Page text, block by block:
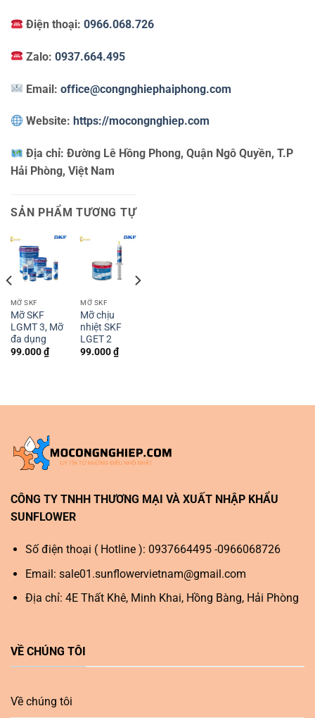
Điện thoại:0966.068.726
Zalo:0937.664.495
Email:office@congnghiephaiphong.com
Website: https://mocongnghiep.com
Địa chỉ:Đường Lê Hồng Phong, Quận Ngô Quyền, T.P
Hải Phòng, Việt Nam
SẢN PHẨM TƯƠNG TỰ
MỠ SKF
Mỡ SKF
LGMT 3, Mỡ
đa dụng
99.000₫
MỠ SKF
Mỡ chịu
nhiệt SKF
LGET 2
99.000₫
CÔNG TY TNHH THƯƠNG MẠI VÀ XUẤT NHẬP KHẨU
SUNFLOWER
Số điện thoại ( Hotline ): 0937664495 -0966068726
Email: sale01.sunflowervietnam@gmail.com
Địa chỉ: 4E Thất Khê, Minh Khai, Hồng Bàng, Hải Phòng
VỀ CHÚNG TÔI
Về chúng tôi